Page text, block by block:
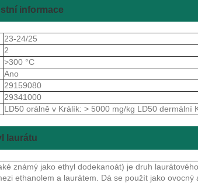
informace
23-24/25
2
>300 °C
Ano
29159080
29341000
LD50 orálně v Králík: > 5000 mg/kg LD50 dermální
laurátu
známý jako ethyl dodekanoát) je druh
ethanolem a laurátem. Dá se použít jako ovocný